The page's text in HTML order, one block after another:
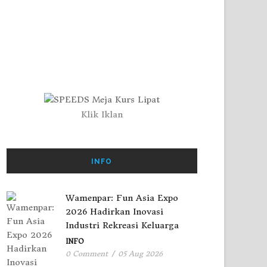
Klik Iklan
INFO
Wamenpar: Fun Asia Expo
2026 Hadirkan Inovasi
Industri Rekreasi Keluarga
INFO
0 Comment / 05 Aug 2026